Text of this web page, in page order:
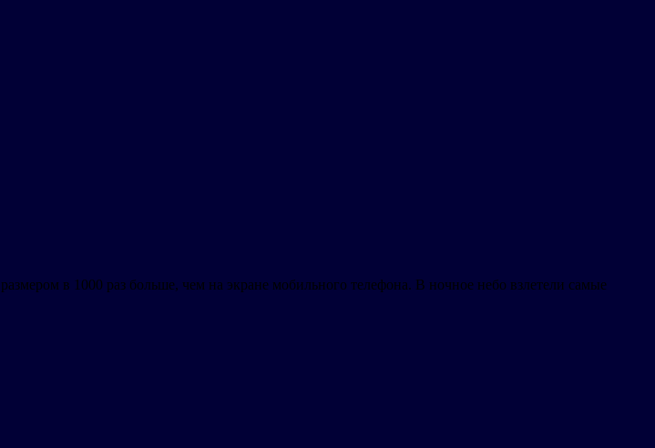
в 1000 раз больше, чем на экране мобильного телефона. В ночное небо взлетели самые